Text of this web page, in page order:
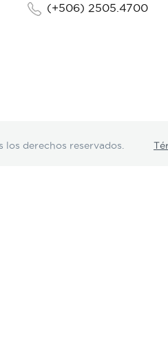
(+506) 2505.4700
derechos reservados.